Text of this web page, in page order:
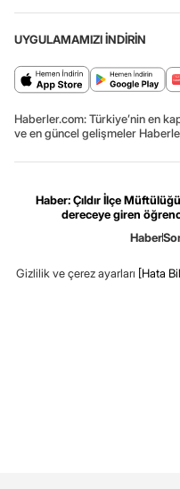
UYGULAMAMIZI İNDİRİN
Haberler.com: Türkiye’nin en
ve en güncel gelişmeler
Haber: Çıldır İlçe
dereceye giren
Haber
Gizlilik ve çerez ayarları [Hata